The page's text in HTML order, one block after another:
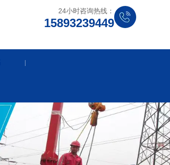
24小时咨询热线：
15893239449
|